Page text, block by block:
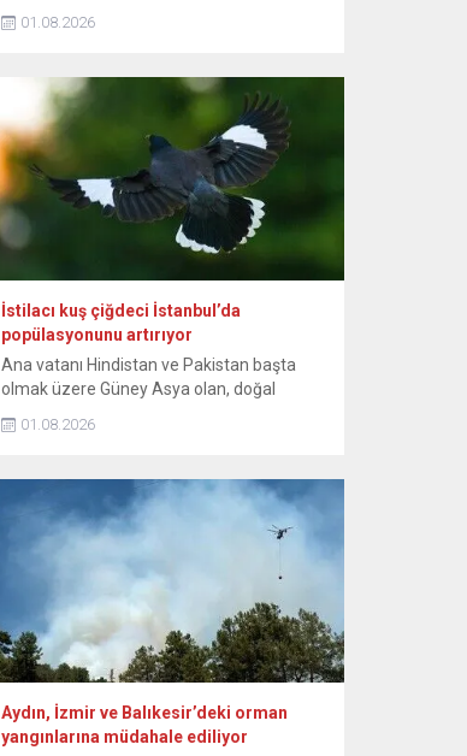
hesabından paylaşımda bulundu. Emine
Erdoğan, NSosyal hesabından yaptığı
günlerinden itibaren bebeğin sağlıklı
büyümesini ve gelişimini destekleyen,
anne ile bebek arasındaki bağı
kuvvetlendiren eşsiz bir mucizedir. Her
damlasında şifa, güven ve sevgi vardır.
Diliyorum ki her...
01.08.2026
İstilacı kuş çiğdeci İstanbul’da
popülasyonunu artırıyor
Ana vatanı Hindistan ve Pakistan başta
olmak üzere Güney Asya olan, doğal
bölgelerine de uzanan istilacı kuş türü
İstanbul’da yaşam alanını genişletiyor.
Sığırcıkgiller familyasından, kahverengi
tüylü, sarı bacaklı olan ve göz çevresinde
01.08.2026
Aydın, İzmir ve Balıkesir’deki orman
yangınlarına müdahale ediliyor